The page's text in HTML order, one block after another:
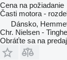
Cena na požiadanie
Časti motora -
Dánsko,
Chr. Nielsen -
Obráťte sa na